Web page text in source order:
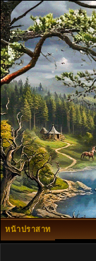
หน้าปราสาท